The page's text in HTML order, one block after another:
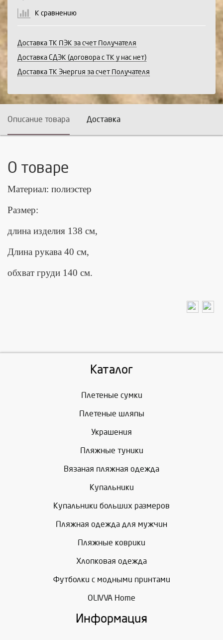
К сравнению
Доставка ТК ПЭК за счет Получателя
Доставка СДЭК (договора с ТК у нас нет)
Доставка ТК Энергия за счет Получателя
Описание товара Доставка
О товаре
Материал: полиэстер
Размер:
длина изделия 138 см,
Длина рукава 40 см,
обхват груди 140 см.
Каталог
Плетеные сумки
Плетеные шляпы
Украшения
Пляжные туники
Вязаная пляжная одежда
Купальники
Купальники больших размеров
Пляжная одежда для мужчин
Пляжные коврики
Хлопковая одежда
Футболки с модными принтами
OLIVVA Home
Информация